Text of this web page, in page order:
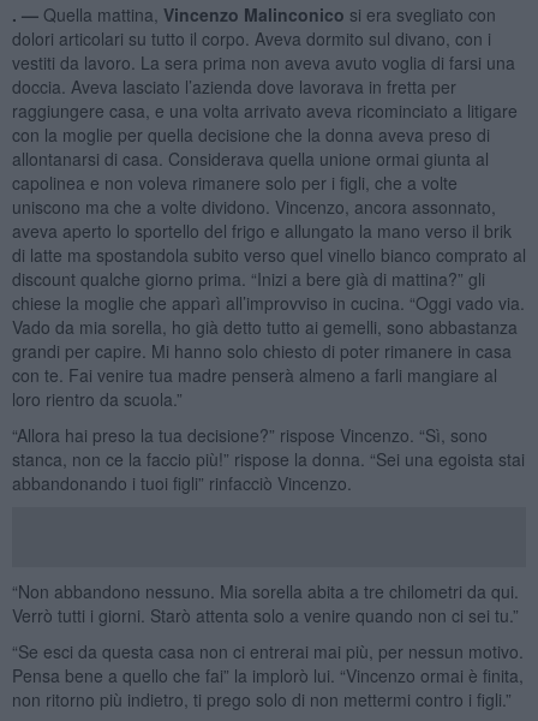
. — Quella mattina, Vincenzo Malinconico si era svegliato con
dolori articolari su tutto il corpo. Aveva dormito sul divano, con i
vestiti da lavoro. La sera prima non aveva avuto voglia di farsi una
doccia. Aveva lasciato l’azienda dove lavorava in fretta per
raggiungere casa, e una volta arrivato aveva ricominciato a litigare
con la moglie per quella decisione che la donna aveva preso di
allontanarsi di casa. Considerava quella unione ormai giunta al
capolinea e non voleva rimanere solo per i figli, che a volte
uniscono ma che a volte dividono. Vincenzo, ancora assonnato,
aveva aperto lo sportello del frigo e allungato la mano verso il brik
di latte ma spostandola subito verso quel vinello bianco comprato al
discount qualche giorno prima. “Inizi a bere già di mattina?” gli
chiese la moglie che apparì all’improvviso in cucina. “Oggi vado via.
Vado da mia sorella, ho già detto tutto ai gemelli, sono abbastanza
grandi per capire. Mi hanno solo chiesto di poter rimanere in casa
con te. Fai venire tua madre penserà almeno a farli mangiare al
loro rientro da scuola.”
“Allora hai preso la tua decisione?” rispose Vincenzo. “Sì, sono
stanca, non ce la faccio più!” rispose la donna. “Sei una egoista stai
abbandonando i tuoi figli” rinfacciò Vincenzo.
“Non abbandono nessuno. Mia sorella abita a tre chilometri da qui.
Verrò tutti i giorni. Starò attenta solo a venire quando non ci sei tu.”
“Se esci da questa casa non ci entrerai mai più, per nessun motivo.
Pensa bene a quello che fai” la implorò lui. “Vincenzo ormai è finita,
non ritorno più indietro, ti prego solo di non mettermi contro i figli.”